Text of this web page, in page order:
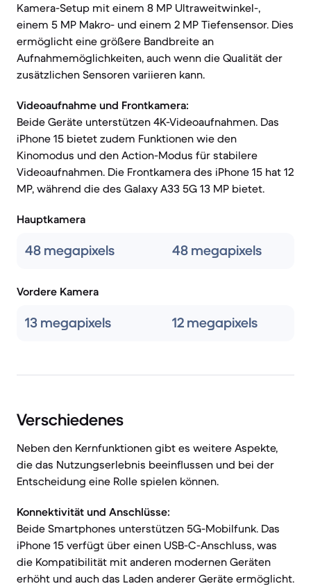
Kamera-Setup mit einem 8 MP Ultraweitwinkel-,
einem 5 MP Makro- und einem 2 MP Tiefensensor. Dies
ermöglicht eine größere Bandbreite an
Aufnahmemöglichkeiten, auch wenn die Qualität der
zusätzlichen Sensoren variieren kann.
Videoaufnahme und Frontkamera:
Beide Geräte unterstützen 4K-Videoaufnahmen. Das
iPhone 15 bietet zudem Funktionen wie den
Kinomodus und den Action-Modus für stabilere
Videoaufnahmen. Die Frontkamera des iPhone 15 hat 12
MP, während die des Galaxy A33 5G 13 MP bietet.
Hauptkamera
48 megapixels 48 megapixels
Vordere Kamera
13 megapixels 12 megapixels
Verschiedenes
Neben den Kernfunktionen gibt es weitere Aspekte,
die das Nutzungserlebnis beeinflussen und bei der
Entscheidung eine Rolle spielen können.
Konnektivität und Anschlüsse:
Beide Smartphones unterstützen 5G-Mobilfunk. Das
iPhone 15 verfügt über einen USB-C-Anschluss, was
die Kompatibilität mit anderen modernen Geräten
erhöht und auch das Laden anderer Geräte ermöglicht.